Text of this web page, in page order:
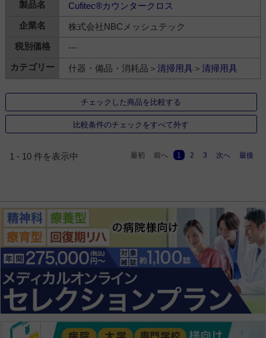
Cufitec®カウンタークロス
株式会社NBCメッシュテック
---
什器・備品・消耗品＞ 清掃用具＞ 清掃用具
チェックした商品を比較する
比較条件のチェックをすべて外す
1 - 10 件を表示中 最初 前へ 1 2 3 次へ 最後